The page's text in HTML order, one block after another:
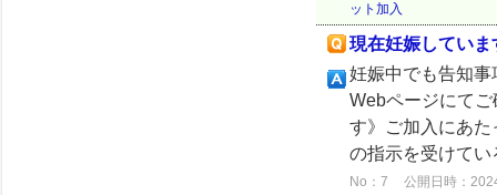
ット加入
現在妊娠してい
妊娠中でも告知
Webページにて
す》ご加入にあ
の指示を受けて
No：7
公開日時：